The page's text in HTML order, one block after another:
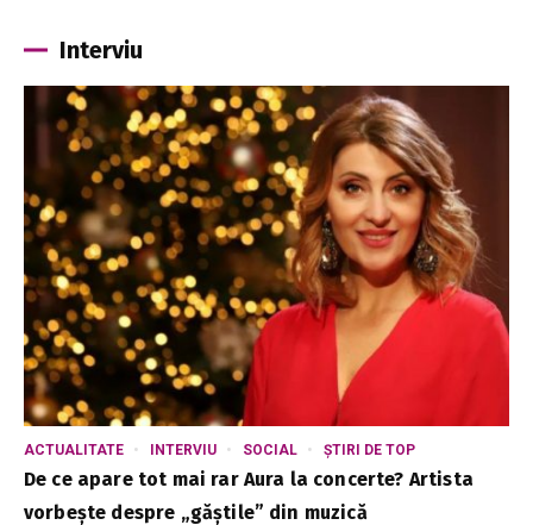
Interviu
ACTUALITATE INTERVIU SOCIAL ȘTIRI DE TOP
De ce apare tot mai rar Aura la concerte? Artista
vorbește despre „găștile” din muzică